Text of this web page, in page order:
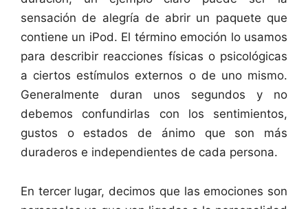
sensación de alegría de abrir un paquete que
contiene un iPod. El término emoción lo usamos
para describir reacciones físicas o psicológicas
a ciertos estímulos externos o de uno mismo.
Generalmente duran unos segundos y no
debemos confundirlas con los sentimientos,
gustos o estados de ánimo que son más
duraderos e independientes de cada persona.
En tercer lugar, decimos que las emociones son